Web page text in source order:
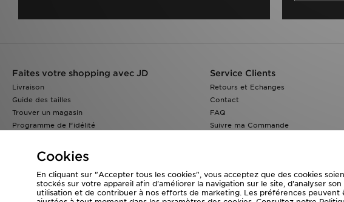
Faites votre shopping avec JD
Livraison
Guide des tailles
Trouver un magasin
Programme de Fidélité
JD Blog
Service Clients
Retours et Echanges
Contact
FAQ
Suivre ma Commande
Visitez notre site corporatewww.jdplc.com
Cookies
En cliquant sur "Accepter tous les cookies", vous acceptez que des cookies
stockés sur votre appareil afin d'améliorer la navigation sur le site, d'analyser son
utilisation et de contribuer à nos efforts de marketing. Les préférences peuvent